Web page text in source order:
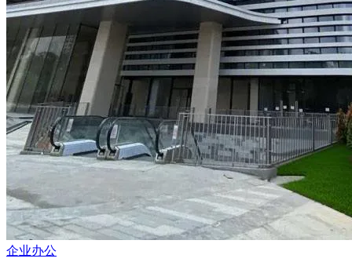
企业办公